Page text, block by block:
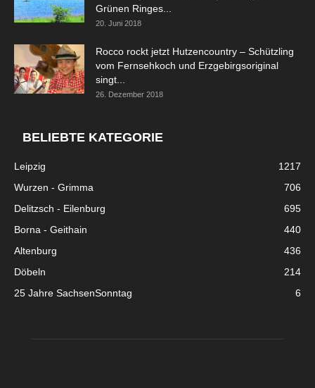
Grünen Ringes...
20. Juni 2018
Rocco rockt jetzt Hutzencountry – Schützling
vom Fernsehkoch und Erzgebirgsoriginal
singt...
26. Dezember 2018
BELIEBTE KATEGORIE
Leipzig
1217
Wurzen - Grimma
706
Delitzsch - Eilenburg
695
Borna - Geithain
440
Altenburg
436
Döbeln
214
25 Jahre SachsenSonntag
6